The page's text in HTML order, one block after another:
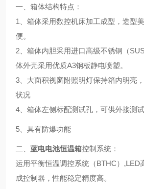
一、箱体结构特点：
1、箱体采用数控机床加工成型，造型
便。
2、箱体内胆采用进口高级不锈钢（
体外壳采用优质A3钢板静电喷塑。
3、大面积视窗附照明灯保持箱内明亮
状况
4、箱体左侧标配测试孔，可供外接测
5、具有防爆功能
二、 蓝电电池恒温箱控制系统：
运用平衡恒温调控系统（BTHC）,LED
成控制器，性能稳定精度高。